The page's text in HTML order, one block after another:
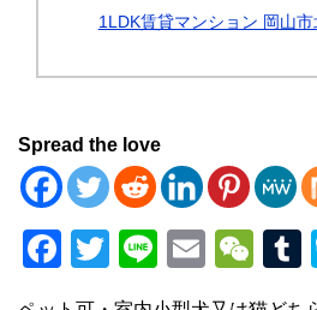
1LDK賃貸マンション 岡山
Spread the love
F
T
Li
E
W